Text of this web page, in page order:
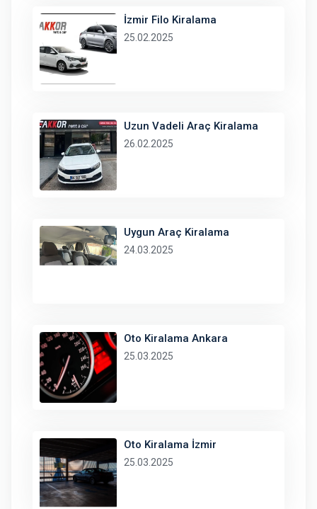
İzmir Filo Kiralama
25.02.2025
Uzun Vadeli Araç Kiralama
26.02.2025
Uygun Araç Kiralama
24.03.2025
Oto Kiralama Ankara
25.03.2025
Oto Kiralama İzmir
25.03.2025